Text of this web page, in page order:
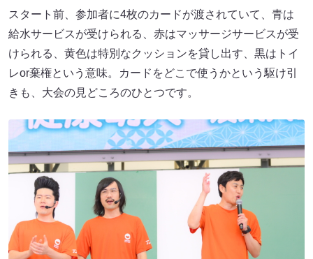
スタート前、参加者に4枚のカードが渡されていて、青は
給水サービスが受けられる、赤はマッサージサービスが受
けられる、黄色は特別なクッションを貸し出す、黒はトイ
レor棄権という意味。カードをどこで使うかという駆け引
きも、大会の見どころのひとつです。